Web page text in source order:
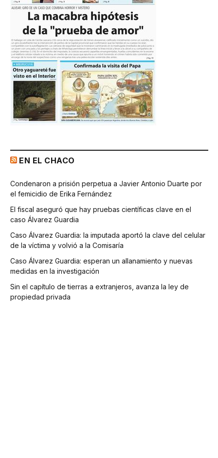
EN EL CHACO
Condenaron a prisión perpetua a Javier Antonio Duarte por
el femicidio de Erika Fernández
El fiscal aseguró que hay pruebas científicas clave en el
caso Álvarez Guardia
Caso Álvarez Guardia: la imputada aportó la clave del celular
de la víctima y volvió a la Comisaría
Caso Álvarez Guardia: esperan un allanamiento y nuevas
medidas en la investigación
Sin el capítulo de tierras a extranjeros, avanza la ley de
propiedad privada